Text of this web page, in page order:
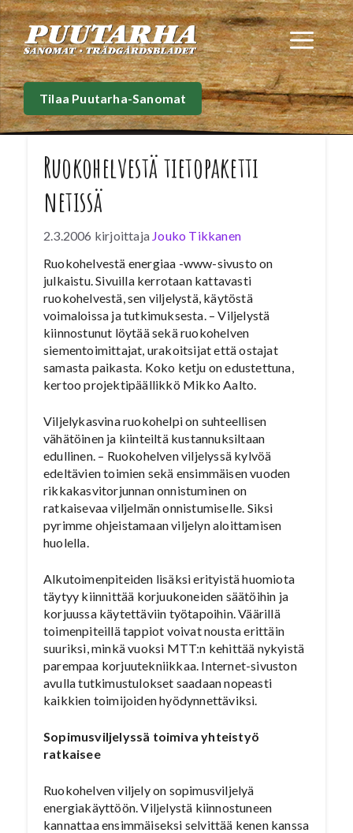
Siirry
sisältöön
Tilaa Puutarha-Sanomat
Ruokohelvestä tietopaketti
netissä
2.3.2006 kirjoittaja Jouko Tikkanen
Ruokohelvestä energiaa -www-sivusto on
julkaistu. Sivuilla kerrotaan kattavasti
ruokohelvestä, sen viljelystä, käytöstä
voimaloissa ja tutkimuksesta. – Viljelystä
kiinnostunut löytää sekä ruokohelven
siementoimittajat, urakoitsijat että ostajat
samasta paikasta. Koko ketju on edustettuna,
kertoo projektipäällikkö Mikko Aalto.
Viljelykasvina ruokohelpi on suhteellisen
vähätöinen ja kiinteiltä kustannuksiltaan
edullinen. – Ruokohelven viljelyssä kylvöä
edeltävien toimien sekä ensimmäisen vuoden
rikkakasvitorjunnan onnistuminen on
ratkaisevaa viljelmän onnistumiselle. Siksi
pyrimme ohjeistamaan viljelyn aloittamisen
huolella.
Alkutoimenpiteiden lisäksi erityistä huomiota
täytyy kiinnittää korjuukoneiden säätöihin ja
korjuussa käytettäviin työtapoihin. Väärillä
toimenpiteillä tappiot voivat nousta erittäin
suuriksi, minkä vuoksi MTT:n kehittää nykyistä
parempaa korjuutekniikkaa. Internet-sivuston
avulla tutkimustulokset saadaan nopeasti
kaikkien toimijoiden hyödynnettäviksi.
Sopimusviljelyssä toimiva yhteistyö
ratkaisee
Ruokohelven viljely on sopimusviljelyä
energiakäyttöön. Viljelystä kiinnostuneen
kannattaa ensimmäiseksi selvittää kenen kanssa